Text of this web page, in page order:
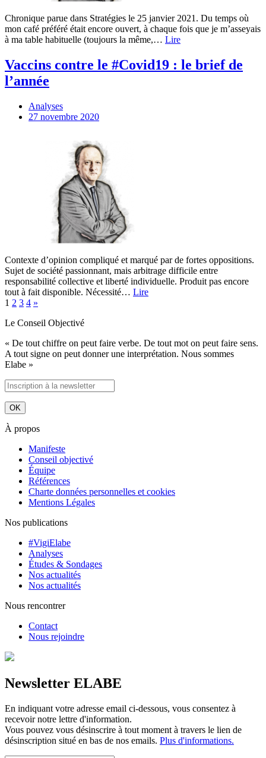
Chronique parue dans Stratégies le 25 janvier 2021. Du temps où
mon café préféré était encore ouvert, à chaque fois que je m’asseyais
à ma table habituelle (toujours la même,… Lire
Vaccins contre le #Covid19 : le brief de
l’année
Analyses
27 novembre 2020
Contexte d’opinion compliqué et marqué par de fortes oppositions.
Sujet de société passionnant, mais arbitrage difficile entre
responsabilité collective et liberté individuelle. Produit pas encore
tout à fait disponible. Nécessité… Lire
1 2 3 4 »
Le Conseil Objectivé
« De tout chiffre on peut faire verbe. De tout mot on peut faire sens.
A tout signe on peut donner une interprétation. Nous sommes
Elabe »
À propos
Manifeste
Conseil objectivé
Équipe
Références
Charte données personnelles et cookies
Mentions Légales
Nos publications
#VigiElabe
Analyses
Études & Sondages
Nos actualités
Nos actualités
Nous rencontrer
Contact
Nous rejoindre
Newsletter ELABE
En indiquant votre adresse email ci-dessous, vous consentez à
recevoir notre lettre d'information.
Vous pouvez vous désinscrire à tout moment à travers le lien de
désinscription situé en bas de nos emails. Plus d'informations.